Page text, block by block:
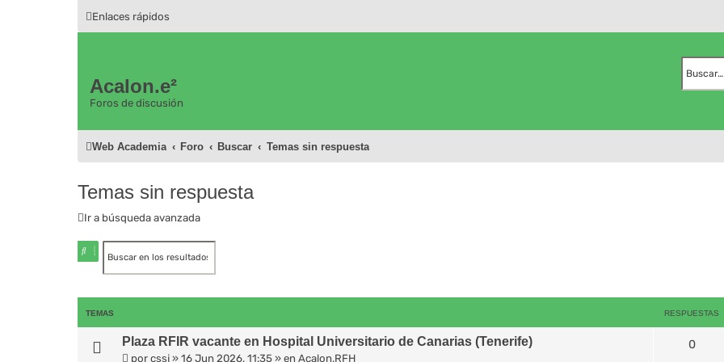
Enlaces rápidos
Acalon.e²
Foros de discusión
Web Academia Foro Buscar Temas sin respuesta
Temas sin respuesta
Ir a búsqueda avanzada
B
u
r
ú
e
d
a
a
TEMAS RESPUESTAS
Plaza RFIR vacante en Hospital Universitario de Canarias (Tenerife)
por cssj » 16 Jun 2026, 11:35 » en Acalon.RFH
0